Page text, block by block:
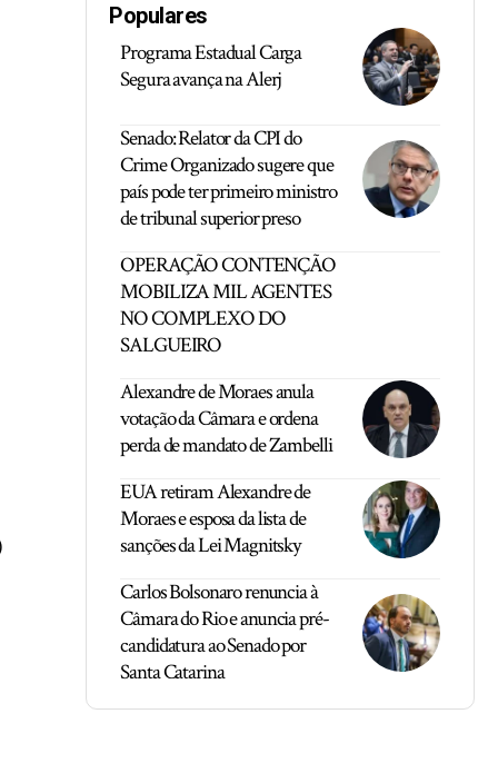
Populares
Programa Estadual Carga
Segura avança na Alerj
Senado: Relator da CPI do
Crime Organizado sugere que
país pode ter primeiro ministro
de tribunal superior preso
OPERAÇÃO CONTENÇÃO
MOBILIZA MIL AGENTES
NO COMPLEXO DO
SALGUEIRO
Alexandre de Moraes anula
votação da Câmara e ordena
perda de mandato de Zambelli
EUA retiram Alexandre de
Moraes e esposa da lista de
sanções da Lei Magnitsky
Carlos Bolsonaro renuncia à
Câmara do Rio e anuncia pré-
candidatura ao Senado por
Santa Catarina